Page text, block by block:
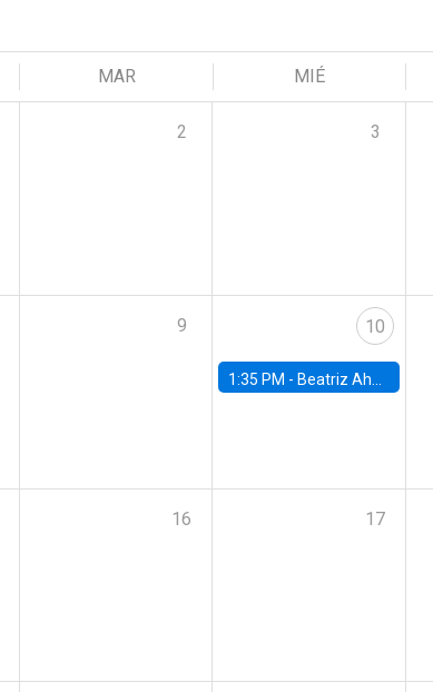
MAR MIÉ
2 3
9 10
1:35 PM - Beatriz Ahumada, PhD candidate, Universidad de Pittsburgh
16 17